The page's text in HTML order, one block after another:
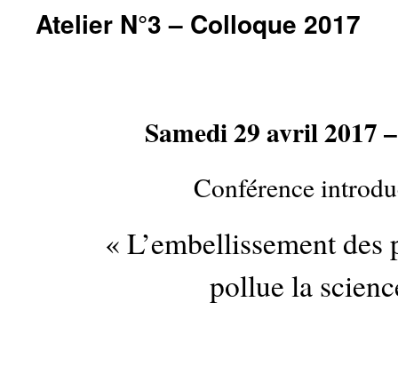
Atelier N°3 – Colloque 2017
Samedi 29 avril 2017
Conférence
« L’embellissement
pollue la